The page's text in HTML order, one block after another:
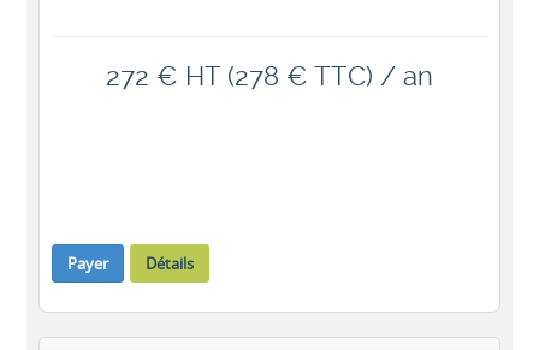
272 € HT (278 € TTC) / an
Payer Détails